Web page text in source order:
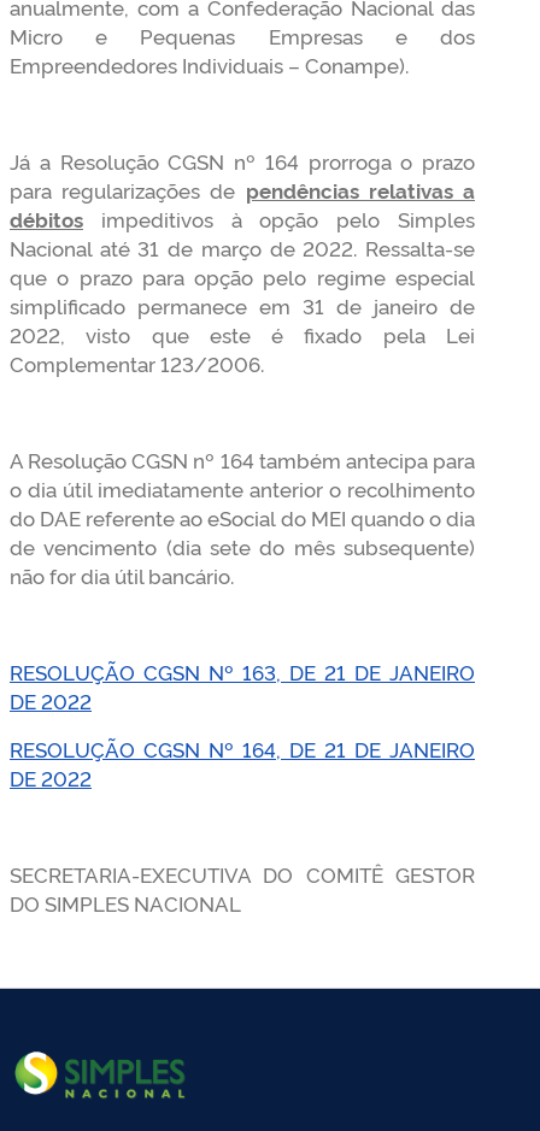
anualmente, com a Confederação Nacional das
Micro e Pequenas Empresas e dos
Empreendedores Individuais – Conampe).
Já a Resolução CGSN nº 164 prorroga o prazo
para regularizações de pendências relativas a
débitos impeditivos à opção pelo Simples
Nacional até 31 de março de 2022. Ressalta-se
que o prazo para opção pelo regime especial
simplificado permanece em 31 de janeiro de
2022, visto que este é fixado pela Lei
Complementar 123/2006.
A Resolução CGSN nº 164 também antecipa para
o dia útil imediatamente anterior o recolhimento
do DAE referente ao eSocial do MEI quando o dia
de vencimento (dia sete do mês subsequente)
não for dia útil bancário.
RESOLUÇÃO CGSN Nº 163, DE 21 DE JANEIRO
DE 2022
RESOLUÇÃO CGSN Nº 164, DE 21 DE JANEIRO
DE 2022
SECRETARIA-EXECUTIVA DO COMITÊ GESTOR
DO SIMPLES NACIONAL